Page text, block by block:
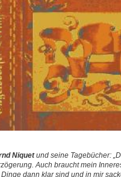
Niquetund seine Tagebücher:
Auch braucht mein
dann klar sind und in mir